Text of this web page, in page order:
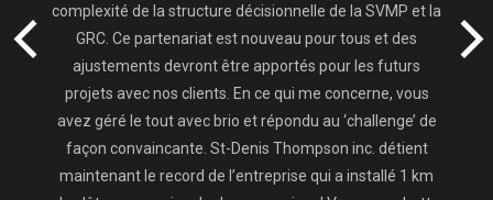
complexité de la structure décisionnelle de la SVMP et la
GRC. Ce partenariat est nouveau pour tous et des
ajustements devront être apportés pour les futurs
projets avec nos clients. En ce qui me concerne, vous
avez géré le tout avec brio et répondu au ‘challenge’ de
façon convaincante. St-Denis Thompson inc. détient
maintenant le record de l’entreprise qui a installé 1 km